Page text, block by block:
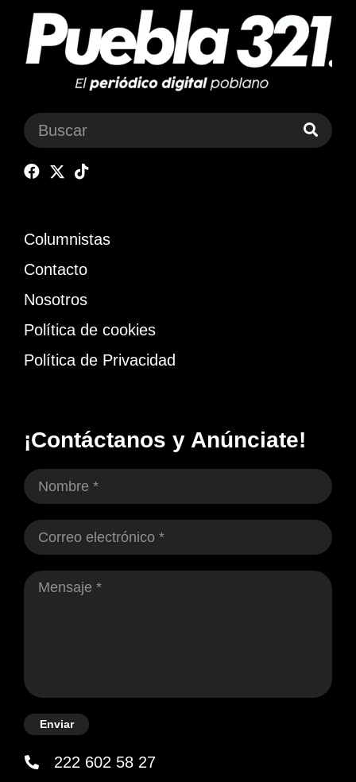
Columnistas
Contacto
Nosotros
Política de cookies
Política de Privacidad
¡Contáctanos y Anúnciate!
Enviar
222 602 58 27